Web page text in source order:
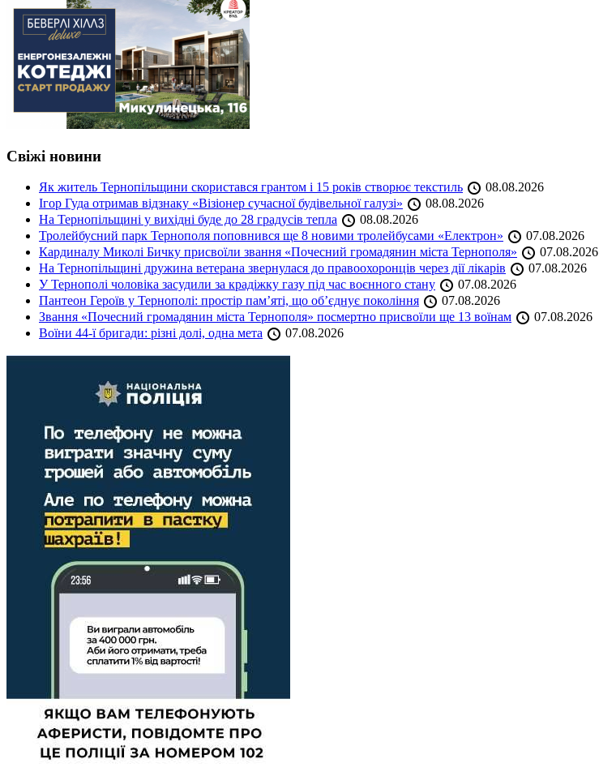
Свіжі новини
Як житель Тернопільщини скористався грантом і 15 років створює текстиль
08.08.2026
Ігор Гуда отримав відзнаку «Візіонер сучасної будівельної галузі»
08.08.2026
На Тернопільщині у вихідні буде до 28 градусів тепла
08.08.2026
Тролейбусний парк Тернополя поповнився ще 8 новими тролейбусами «Електрон»
07.08.2026
Кардиналу Миколі Бичку присвоїли звання «Почесний громадянин міста Тернополя»
07.08.2026
На Тернопільщині дружина ветерана звернулася до правоохоронців через дії лікарів
07.08.2026
У Тернополі чоловіка засудили за крадіжку газу під час воєнного стану
07.08.2026
Пантеон Героїв у Тернополі: простір пам’яті, що об’єднує покоління
07.08.2026
Звання «Почесний громадянин міста Тернополя» посмертно присвоїли ще 13 воїнам
07.08.2026
Воїни 44-ї бригади: різні долі, одна мета
07.08.2026